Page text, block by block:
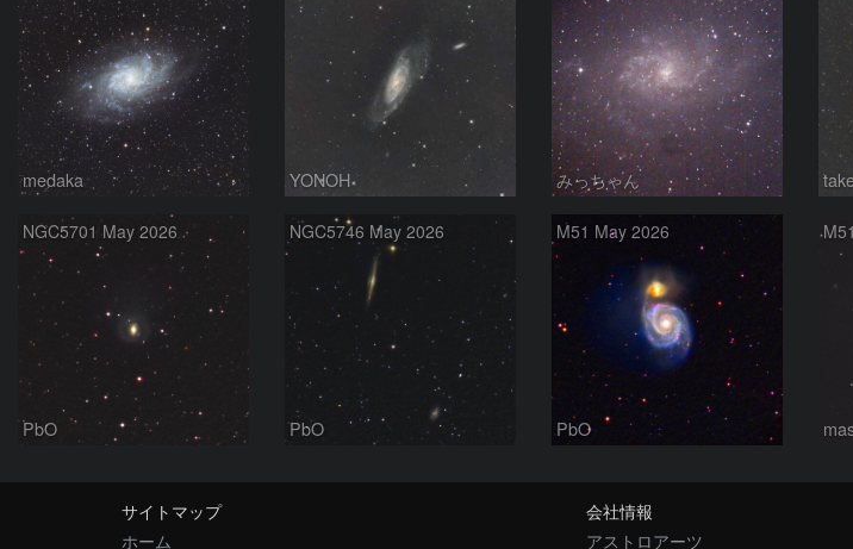
medaka YONOH みっちゃん
NGC5701 May 2026
PbO
NGC5746 May 2026
PbO
M51 May 2026
PbO
サイトマップ
ホーム
会社情報
アストロアーツ